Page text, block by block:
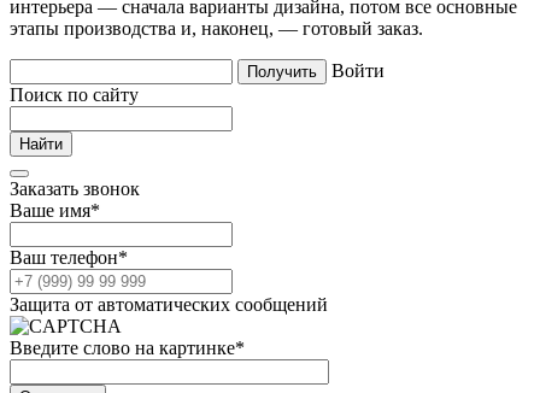
интерьера — сначала варианты дизайна, потом все основные
этапы производства и, наконец, — готовый заказ.
Войти
Поиск по сайту
Заказать звонок
Ваше имя*
Ваш телефон*
Защита от автоматических сообщений
Введите слово на картинке*